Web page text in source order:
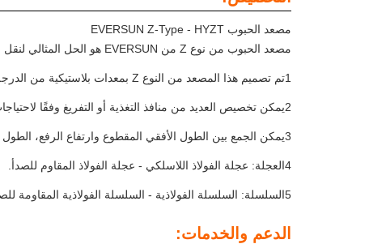
مصعد الحبوب EVERSUN Z-Type - HYZT
مصعد الحبوب من نوع Z من EVERSUN هو الحل المثالي لنقل المواد السائبة عمودياً.
1تم تصميم هذا المصعد من النوع Z بمعدات بلاستيكية من الدرجة الغذائية من ABS و C.S و SS و يأتي مع تصميم يمكن تخصيصه للمحمولات على شكل Z أو النوع C.
2يمكن تخصيص العديد من منافذ التغذية أو التفريغ وفقًا لاحتياجات الرفع الفعلية لتلبية التغذية المستمرة لمجموعات متعددة من الصوامع على التوالي ،ويمكن توصيلها بسهولة مع معدات تغذية مختلفة.
3يمكن الجمع بين الطول الأفقي المقطوع وارتفاع الرفع، الطول الأفقي 1.2 متر إلى 40 متر، الارتفاع الرأسي 1.5 متر إلى 50 متر.
4العجلة: عجلة الفولاذ اللاسلكي - عجلة الفولاذ المقاوم للصدأ.
5السلسلة: السلسلة الفولاذية - السلسلة الفولاذية المقاومة للصدأ
الدعم والخدمات: